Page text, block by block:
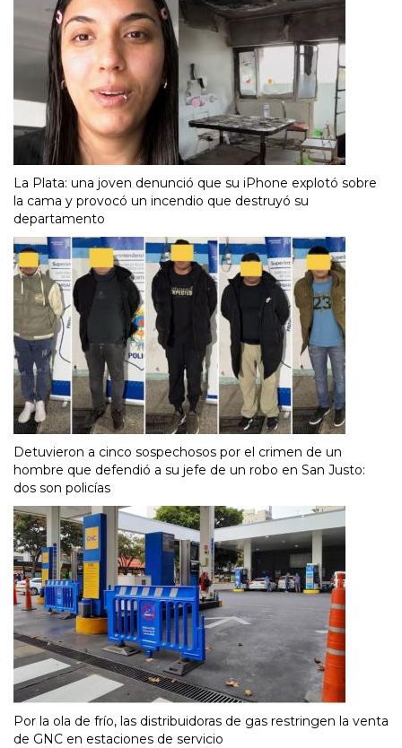
La Plata: una joven denunció que su iPhone explotó sobre
la cama y provocó un incendio que destruyó su
departamento
Detuvieron a cinco sospechosos por el crimen de un
hombre que defendió a su jefe de un robo en San Justo:
dos son policías
Por la ola de frío, las distribuidoras de gas restringen la venta
de GNC en estaciones de servicio